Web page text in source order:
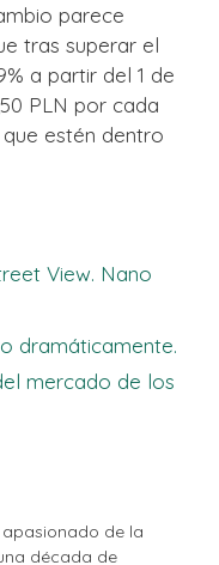
parece
tras superar el
a partir del 1 de
PLN por cada
estén dentro
View. Nano
dramáticamente.
mercado de los
de la
década de